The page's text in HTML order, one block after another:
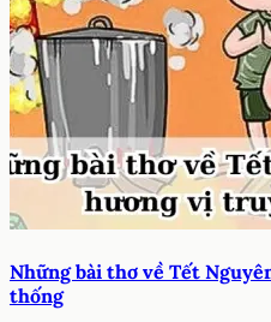
02/05/2025